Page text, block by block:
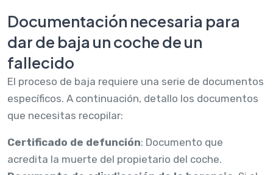
Documentación necesaria para
dar de baja un coche de un
fallecido
El proceso de baja requiere una serie de documentos
específicos. A continuación, detallo los documentos
que necesitas recopilar:
Certificado de defunción: Documento que
acredita la muerte del propietario del coche.